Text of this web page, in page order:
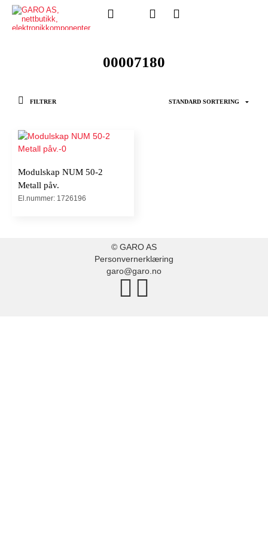
00007180
FILTRER
Modulskap NUM 50-2
Metall påv.
El.nummer: 1726196
© GARO AS
Personvernerklæring
garo@garo.no